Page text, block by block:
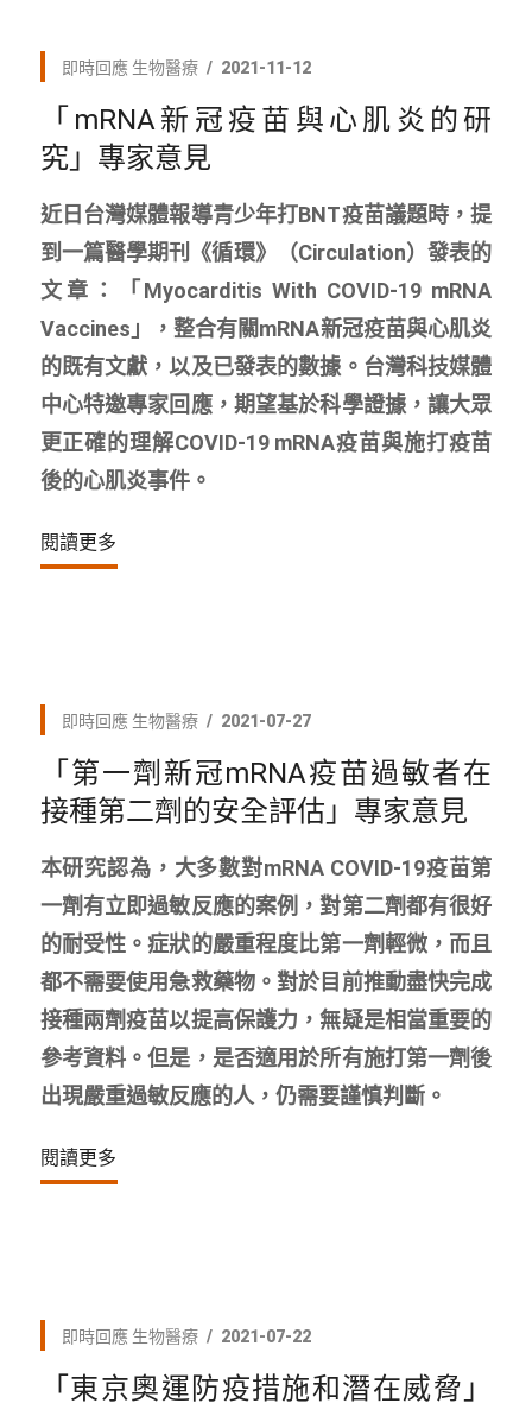
即時回應 生物醫療 2021-11-12
「mRNA新冠疫苗與心肌炎的研
究」專家意見
近日台灣媒體報導青少年打BNT疫苗議題時，提
到一篇醫學期刊《循環》（Circulation）發表的
文章：「Myocarditis With COVID-19 mRNA
Vaccines」，整合有關mRNA新冠疫苗與心肌炎
的既有文獻，以及已發表的數據。台灣科技媒體
中心特邀專家回應，期望基於科學證據，讓大眾
更正確的理解COVID-19 mRNA疫苗與施打疫苗
後的心肌炎事件。
閱讀更多
即時回應 生物醫療 2021-07-27
「第一劑新冠mRNA疫苗過敏者在
接種第二劑的安全評估」專家意見
本研究認為，大多數對mRNA COVID-19疫苗第
一劑有立即過敏反應的案例，對第二劑都有很好
的耐受性。症狀的嚴重程度比第一劑輕微，而且
都不需要使用急救藥物。對於目前推動盡快完成
接種兩劑疫苗以提高保護力，無疑是相當重要的
參考資料。但是，是否適用於所有施打第一劑後
出現嚴重過敏反應的人，仍需要謹慎判斷。
閱讀更多
即時回應 生物醫療 2021-07-22
「東京奧運防疫措施和潛在威脅」